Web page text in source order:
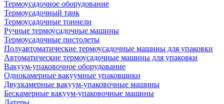
Термоусадочное оборудование
Термоусадочный танк
Термоусадочные тоннели
Ручные термоусадочные машины
Термоусадочные пистолеты
Полуавтоматические термоусадочные машины для упаковки
Автоматические термоусадочные машины для упаковки
Вакуум-упаковочное оборудование
Однокамерные вакуумные упаковщики
Двухкамерные вакуум-упаковочные машины
Бескамерные вакуум-упаковочные машины
Датеры